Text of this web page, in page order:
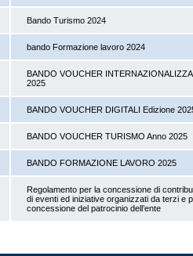
Bando Turismo 2024
bando Formazione lavoro 2024
BANDO VOUCHER
2025
BANDO VOUCHER DIGITALI Edizione
BANDO VOUCHER TURISMO Anno 2025
BANDO FORMAZIONE LAVORO 2025
Regolamento per la concessione di
di eventi ed iniziative organizzati da terzi e
concessione del patrocinio dell’ente